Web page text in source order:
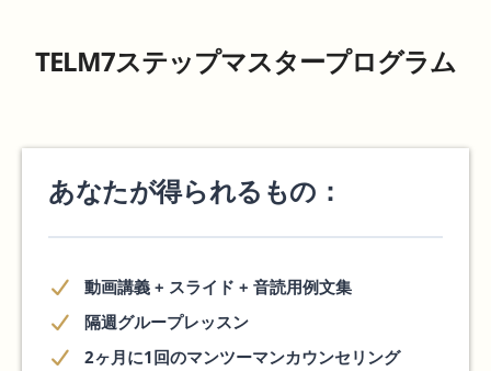
TELM7ステップマスタープログラム
あなたが得られるもの：
動画講義 + スライド + 音読用例文集
隔週グループレッスン
2ヶ月に1回のマンツーマンカウンセリング